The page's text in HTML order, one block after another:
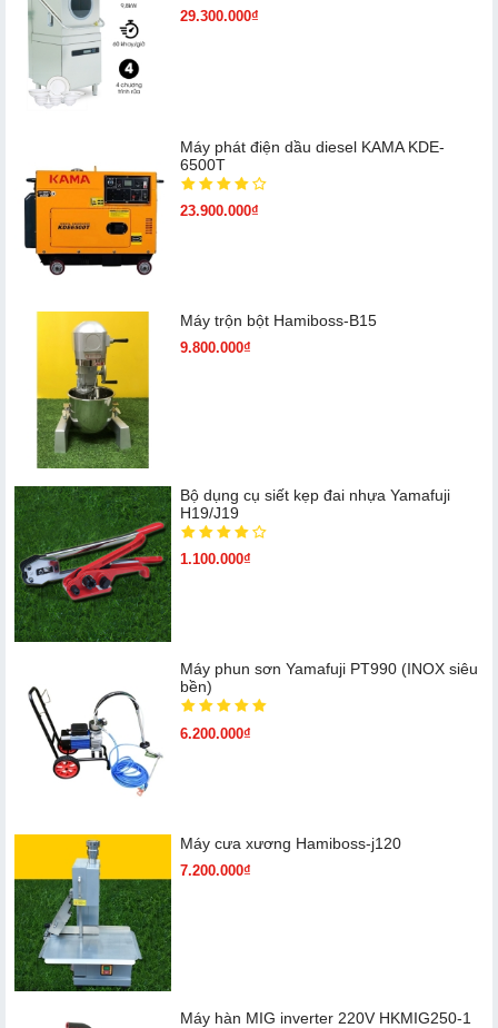
29.300.000₫
Máy phát điện dầu diesel KAMA KDE-
6500T
23.900.000₫
Máy trộn bột Hamiboss-B15
9.800.000₫
Bộ dụng cụ siết kẹp đai nhựa Yamafuji
H19/J19
1.100.000₫
Máy phun sơn Yamafuji PT990 (INOX siêu
bền)
6.200.000₫
Máy cưa xương Hamiboss-j120
7.200.000₫
Máy hàn MIG inverter 220V HKMIG250-1